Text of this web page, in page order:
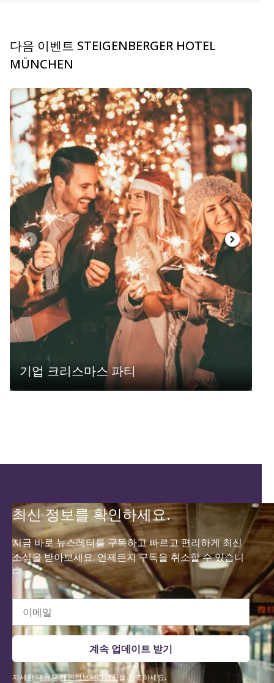
다음 이벤트 STEIGENBERGER HOTEL
MÜNCHEN
carousel.aria_current_slide
기업 크리스마스 파티
최신 정보를 확인하세요.
지금 바로 뉴스레터를 구독하고 빠르고 편리하게 최신
소식을 받아보세요. 언제든지 구독을 취소할 수 있습니
다.
이메일
계속 업데이트 받기
자세한 내용은개인정보처리방침을 참조하세요.